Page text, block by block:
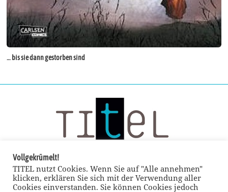
… bis sie dann gestorben sind
Vollgekrümelt!
TITEL nutzt Cookies. Wenn Sie auf "Alle annehmen"
klicken, erklären Sie sich mit der Verwendung aller
Cookies einverstanden. Sie können Cookies jedoch